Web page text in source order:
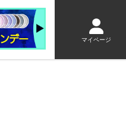
マイページ